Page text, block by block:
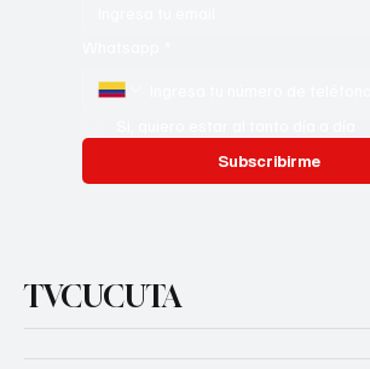
Subscribirme
TVCUCUTA